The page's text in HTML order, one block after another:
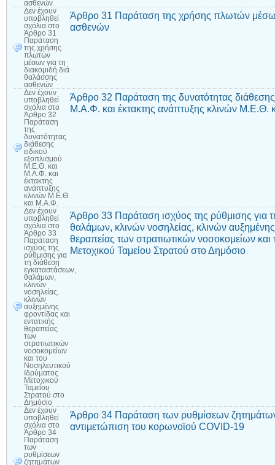
ασθενών
Δεν έχουν
υποβληθεί
σχόλια στο
Άρθρο 31
Παράταση
της χρήσης
πλωτών
μέσων για τη
διακομιδή διά
θαλάσσης
ασθενών
Άρθρο 31 Παράταση της χρήσης πλωτών
ασθενών
Δεν έχουν
υποβληθεί
σχόλια στο
Άρθρο 32
Παράταση
της
δυνατότητας
διάθεσης
ειδικού
εξοπλισμού
Μ.Ε.Θ. και
Μ.Α.Φ. και
έκτακτης
ανάπτυξης
κλινών Μ.Ε.Θ.
και Μ.Α.Φ.
Άρθρο 32 Παράταση της δυνατότητας
Μ.Α.Φ. και έκτακτης ανάπτυξης κλινών Μ.Ε.Θ.
Δεν έχουν
υποβληθεί
σχόλια στο
Άρθρο 33
Παράταση
ισχύος της
ρύθμισης για
τη διάθεση
εγκαταστάσεων,
θαλάμων,
κλινών
νοσηλείας,
κλινών
αυξημένης
φροντίδας και
εντατικής
θεραπείας
των
στρατιωτικών
νοσοκομείων
και του
Νοσηλευτικού
Ιδρύματος
Μετοχικού
Ταμείου
Στρατού στο
Δημόσιο
Άρθρο 33 Παράταση ισχύος της ρύθμισης για
θαλάμων, κλινών νοσηλείας, κλινών αυξημένης
θεραπείας των στρατιωτικών νοσοκομείων
Μετοχικού Ταμείου Στρατού στο Δημόσιο
Δεν έχουν
υποβληθεί
σχόλια στο
Άρθρο 34
Παράταση
των
ρυθμίσεων
ζητημάτων
Άρθρο 34 Παράταση των ρυθμίσεων
αντιμετώπιση του κορωνοϊού COVID-19